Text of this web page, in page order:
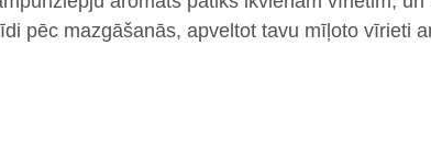
pēc mazgāšanās, apveltot tavu mīļoto vīrieti